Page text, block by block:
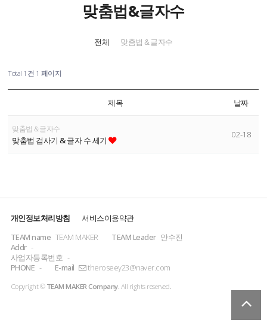
맞춤법&글자수
전체 맞춤법＆글자수
Total 1건 1 페이지
제목 날짜
맞춤법＆글자수
맞춤법 검사기 & 글자 수 세기
02-18
개인정보처리방침
서비스이용약관
TEAM name TEAM MAKER TEAM Leader 안수진
Addr -
사업자등록번호 -
PHONE - E-mail theroseey23@naver.com
Copyright © TEAM MAKER Company. All rights reserved.